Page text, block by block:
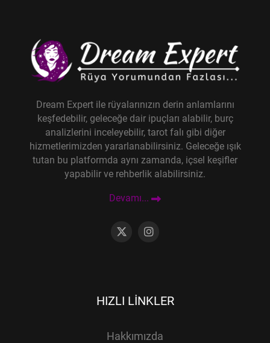
Dream Expert ile rüyalarınızın derin anlamlarını
keşfedebilir, geleceğe dair ipuçları alabilir, burç
analizlerini inceleyebilir, tarot falı gibi diğer
hizmetlerimizden yararlanabilirsiniz. Geleceğe ışık
tutan bu platformda aynı zamanda, içsel keşifler
yapabilir ve rehberlik alabilirsiniz.
Devamı...
HIZLI LINKLER
Hakkımızda